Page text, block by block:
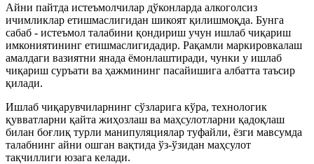
Айни пайтда истеъмолчилар дўконларда алкоголсиз
ичимликлар етишмаслигидан шикоят қилишмоқда. Бунга
сабаб - истеъмол талабини қондириш учун ишлаб чиқариш
имкониятининг етишмаслигидадир. Рақамли маркировкалаш
амалдаги вазиятни янада ёмонлаштиради, чунки у ишлаб
чиқариш суръати ва ҳажмининг пасайишига албатта таъсир
қилади.
Ишлаб чиқарувчиларнинг сўзларига кўра, технологик
қувватларни қайта жиҳозлаш ва маҳсулотларни қадоқлаш
билан боғлиқ турли манипуляциялар туфайли, ёзги мавсумда
талабнинг айни ошган вақтида ўз-ўзидан маҳсулот
тақчиллиги юзага келади.